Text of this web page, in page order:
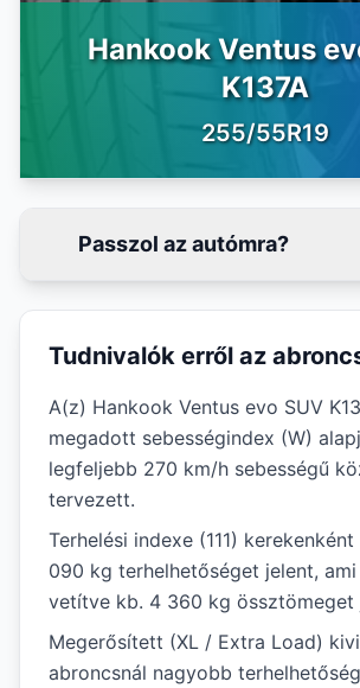
Hankook Ventus
K137A
255/55R19
Passzol az autómra?
Tudnivalók erről az
A(z) Hankook Ventus evo SUV
megadott sebességindex (W)
legfeljebb 270 km/h sebességű
tervezett.
Terhelési indexe (111)
090 kg terhelhetőséget jelent,
vetítve kb. 4 360 kg össztömeget
Megerősített (XL / Extra Load)
abroncsnál nagyobb